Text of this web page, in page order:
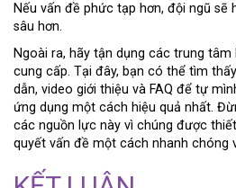
Nếu vấn đề phức tạp hơn, đội ngũ sẽ
sâu hơn.
Ngoài ra, hãy tận dụng các trung
cung cấp. Tại đây, bạn có thể tìm
dẫn, video giới thiệu và FAQ để tự
ứng dụng một cách hiệu quả nhất.
các nguồn lực này vì chúng được
quyết vấn đề một cách nhanh chóng